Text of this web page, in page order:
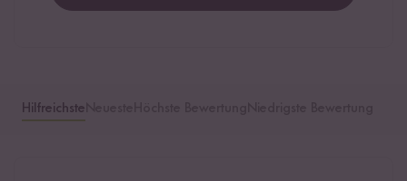
Hilfreichste